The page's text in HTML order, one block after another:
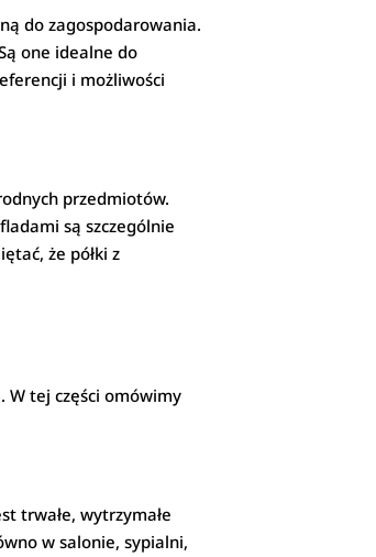
do zagospodarowania.
one idealne do
i możliwości
przedmiotów.
są szczególnie
że półki z
W tej części omówimy
trwałe, wytrzymałe
w salonie, sypialni,